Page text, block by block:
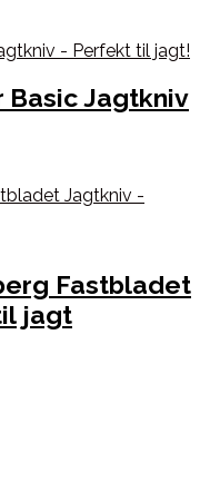
Basic Jagtkniv
Fastbladet
jagt